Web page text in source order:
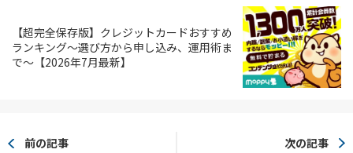
【超完全保存版】クレジットカードおすすめ
ランキング～選び方から申し込み、運用術ま
で～【2026年7月最新】
前の記事 次の記事